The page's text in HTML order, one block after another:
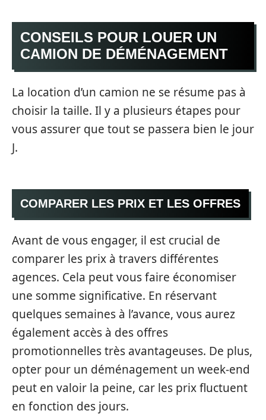
CONSEILS POUR LOUER UN
CAMION DE DÉMÉNAGEMENT
La location d’un camion ne se résume pas à
choisir la taille. Il y a plusieurs étapes pour
vous assurer que tout se passera bien le jour
J.
COMPARER LES PRIX ET LES OFFRES
Avant de vous engager, il est crucial de
comparer les prix à travers différentes
agences. Cela peut vous faire économiser
une somme significative. En réservant
quelques semaines à l’avance, vous aurez
également accès à des offres
promotionnelles très avantageuses. De plus,
opter pour un déménagement un week-end
peut en valoir la peine, car les prix fluctuent
en fonction des jours.